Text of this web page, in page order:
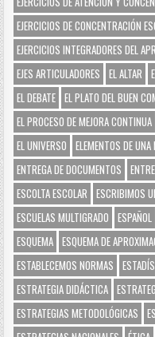
EJERCICIOS DE CONCENTRACIÓN
EJERCICIOS INTEGRADORES DEL
EJES ARTICULADORES
EL ALTAR
EL DEBATE EL PLATO DEL BUEN
EL PROCESO DE MEJORA CONTINUA
EL UNIVERSO
ELEMENTOS DE
ENTREGA DE DOCUMENTOS
ESCOLTA ESCOLAR
ESCRIBIMOS
ESCUELAS MULTIGRADO
ESPAÑOL
ESQUEMA ESQUEMA DE
ESTABLECEMOS NORMAS
ESTRATEGIA DIDÁCTICA
ESTRATEGIAS METODOLÓGICAS